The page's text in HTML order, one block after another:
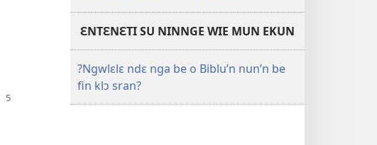
ƐNTƐNƐTI SU NINNGE WIE MUN EKUN
?Ngwlɛlɛ ndɛ nga be o Biblu’n nun’n be
fin klɔ sran?